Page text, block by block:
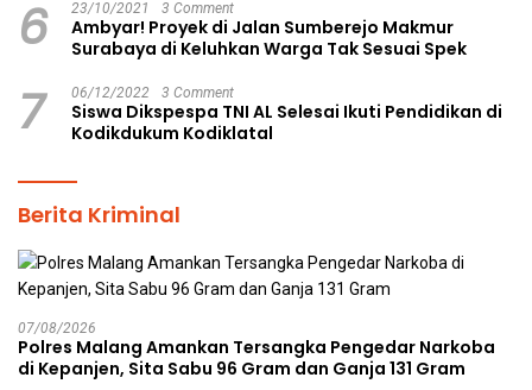
6 23/10/2021 3 Comment
Ambyar! Proyek di Jalan Sumberejo Makmur
Surabaya di Keluhkan Warga Tak Sesuai Spek
7 06/12/2022 3 Comment
Siswa Dikspespa TNI AL Selesai Ikuti Pendidikan di
Kodikdukum Kodiklatal
Berita Kriminal
07/08/2026
Polres Malang Amankan Tersangka Pengedar Narkoba
di Kepanjen, Sita Sabu 96 Gram dan Ganja 131 Gram